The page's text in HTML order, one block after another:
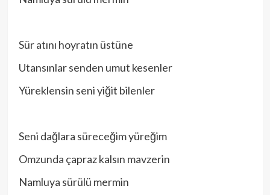
Sür atını hoyratın üstüne
Utansınlar senden umut kesenler
Yüreklensin seni yiğit bilenler
Seni dağlara süreceğim yüreğim
Omzunda çapraz kalsın mavzerin
Namluya sürülü mermin